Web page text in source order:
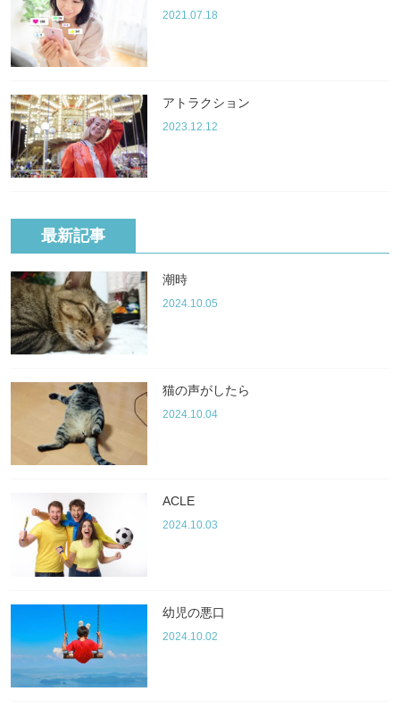
2021.07.18
アトラクション
2023.12.12
最新記事
潮時
2024.10.05
猫の声がしたら
2024.10.04
ACLE
2024.10.03
幼児の悪口
2024.10.02